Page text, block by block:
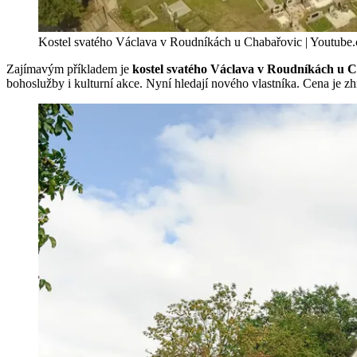
Kostel svatého Václava v Roudníkách u Chabařovic |
Zajímavým příkladem je kostel svatého Václava v Roudníkách u
bohoslužby i kulturní akce. Nyní hledají nového vlastníka. Cena je